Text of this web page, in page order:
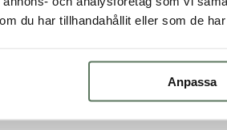
du har tillhandahållit eller som de
Anpassa